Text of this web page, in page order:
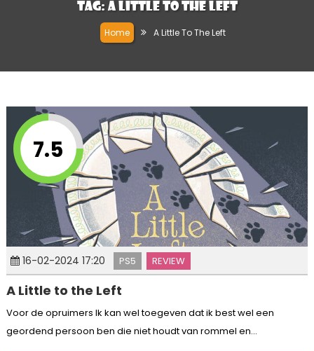
Tag: A Little To The Left
Home A Little To The Left
7.5
16-02-2024 17:20 PS5 REVIEW
A Little to the Left
Voor de opruimers Ik kan wel toegeven dat ik best wel een
geordend persoon ben die niet houdt van rommel en...